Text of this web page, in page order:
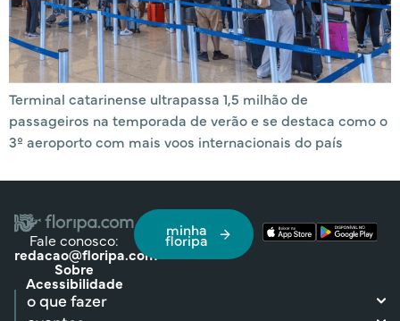
Terminal catarinense ultrapassa 1,5 milhão de
passageiros na temporada de verão e se destaca como o
3º aeroporto com mais voos internacionais do país
Fale conosco:
redacao@floripa.com
Sobre
Acessibilidade
minha
floripa
o que fazer